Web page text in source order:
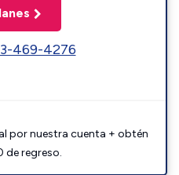
469-4276
por nuestra cuenta + obtén
de regreso.